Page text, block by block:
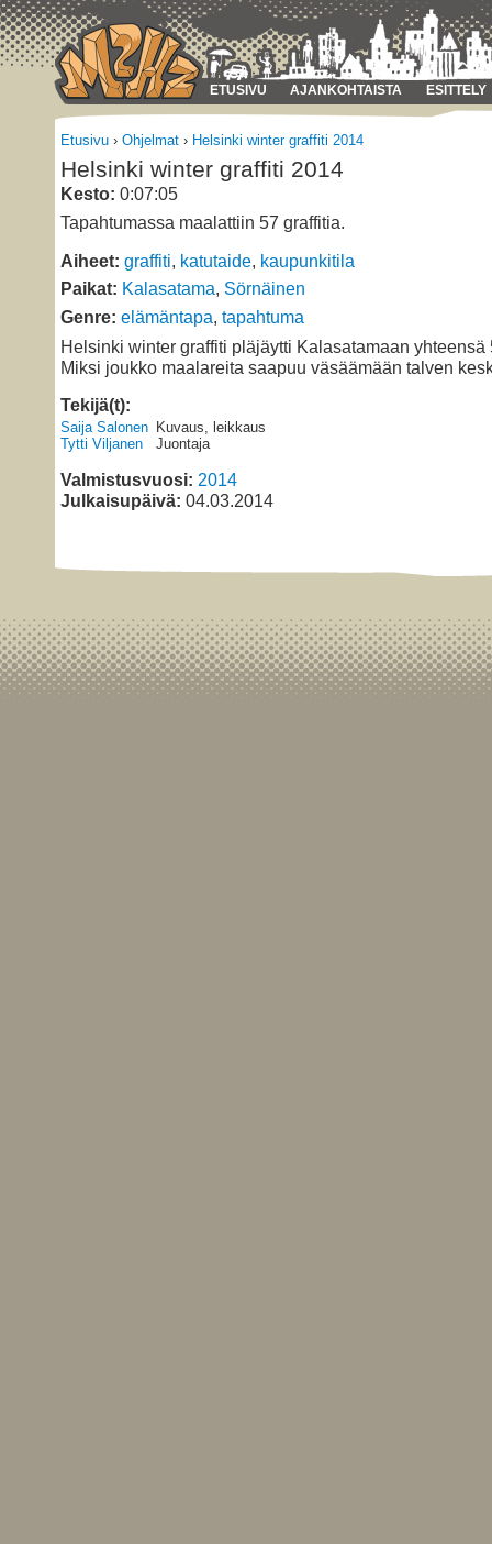
ETUSIVU AJANKOHTAISTA ESITTELY
Etusivu › Ohjelmat › Helsinki winter graffiti 2014
Helsinki winter graffiti 2014
Kesto: 0:07:05
Tapahtumassa maalattiin 57 graffitia.
Aiheet: graffiti, katutaide, kaupunkitila
Paikat: Kalasatama, Sörnäinen
Genre: elämäntapa, tapahtuma
Helsinki winter graffiti pläjäytti Kalasatamaan yhteensä
Miksi joukko maalareita saapuu väsäämään talven
Tekijä(t):
Saija Salonen
Tytti Viljanen
Kuvaus, leikkaus
Juontaja
Valmistusvuosi: 2014
Julkaisupäivä: 04.03.2014